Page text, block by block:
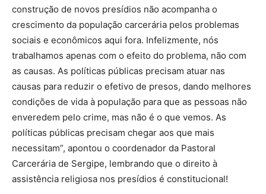
construção de novos presídios não acompanha o
crescimento da população carcerária pelos problemas
sociais e econômicos aqui fora. Infelizmente, nós
trabalhamos apenas com o efeito do problema, não com
as causas. As políticas públicas precisam atuar nas
causas para reduzir o efetivo de presos, dando melhores
condições de vida à população para que as pessoas não
enveredem pelo crime, mas não é o que vemos. As
políticas públicas precisam chegar aos que mais
necessitam”, apontou o coordenador da Pastoral
Carcerária de Sergipe, lembrando que o direito à
assistência religiosa nos presídios é constitucional!